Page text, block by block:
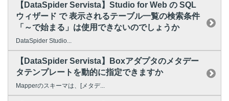
【DataSpider Servista】Studio for Web の SQL
ウィザード で 表示されるテーブル一覧の検索条件
「～で始まる」は使用できないのでしょうか
DataSpider Studio...
【DataSpider Servista】Boxアダプタのメタデー
タテンプレートを動的に指定できますか
Mapperのスキーマは、[メタデ...